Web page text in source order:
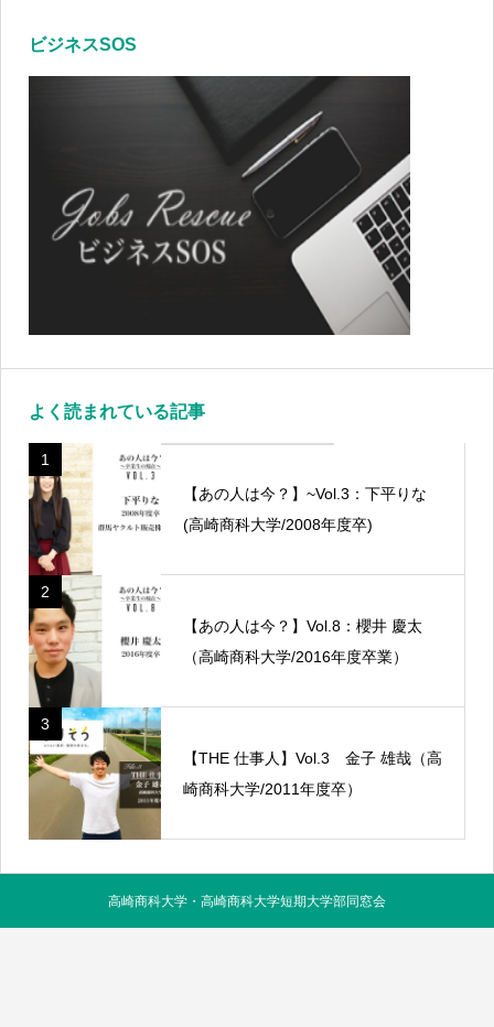
ビジネスSOS
よく読まれている記事
1
【あの人は今？】~Vol.3：下平りな
(高崎商科大学/2008年度卒)
2
【あの人は今？】Vol.8：櫻井 慶太
（高崎商科大学/2016年度卒業）
3
【THE 仕事人】Vol.3 金子 雄哉（高
崎商科大学/2011年度卒）
高崎商科大学・高崎商科大学短期大学部同窓会